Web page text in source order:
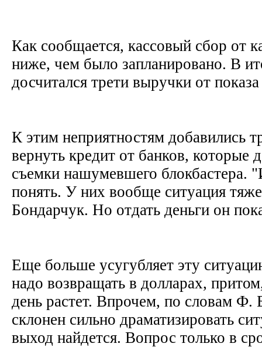
Как сообщается, кассовый сбор от
ниже, чем было запланировано. В
досчитался трети выручки от
К этим неприятностям добавились
вернуть кредит от банков, которые
съемки нашумевшего блокбастера.
понять. У них вообще ситуация
Бондарчук. Но отдать деньги он
Еще больше усугубляет эту
надо возвращать в долларах,
день растет. Впрочем, по словам Ф.
склонен сильно драматизировать
выход найдется. Вопрос только в